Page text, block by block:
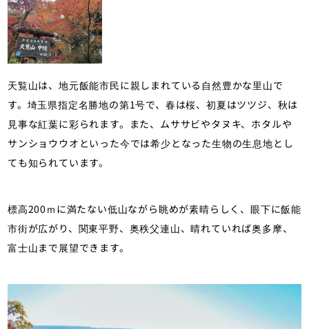
天覧山は、地元飯能市民に親しまれている自然豊かな里山で
す。埼玉県指定名勝地の第1号で、春は桜、初夏はツツジ、秋は
見事な紅葉に彩られます。また、ムササビやタヌキ、ホタルや
サンショウウオといった今では希少となった生物の生息地とし
ても知られています。
標高200ｍに満たない低山ながら眺めが素晴らしく、眼下に飯能
市街が広がり、関東平野、奥秩父連山、晴れていれば奥多摩、
富士山まで展望できます。